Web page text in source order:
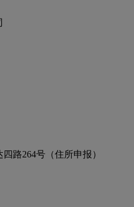
路264号（住所申报）